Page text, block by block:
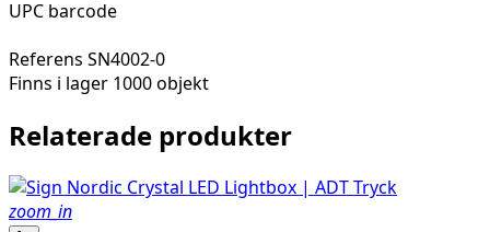
UPC barcode
Referens SN4002-0
Finns i lager 1000 objekt
Relaterade produkter
zoom_in